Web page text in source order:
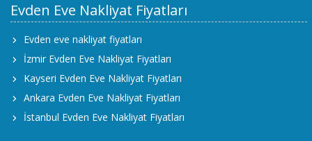
Evden Eve Nakliyat Fiyatları
Evden eve nakliyat fiyatları
İzmir Evden Eve Nakliyat Fiyatları
Kayseri Evden Eve Nakliyat Fiyatları
Ankara Evden Eve Nakliyat Fiyatları
İstanbul Evden Eve Nakliyat Fiyatları